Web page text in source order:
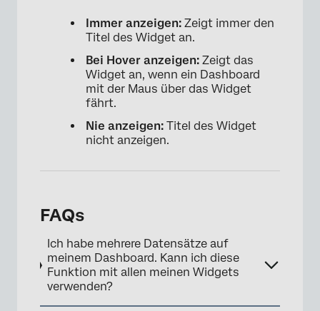
Immer anzeigen: Zeigt immer den
Titel des Widget an.
Bei Hover anzeigen: Zeigt das
Widget an, wenn ein Dashboard
mit der Maus über das Widget
fährt.
Nie anzeigen: Titel des Widget
nicht anzeigen.
FAQs
Ich habe mehrere Datensätze auf
meinem Dashboard. Kann ich diese
Funktion mit allen meinen Widgets
verwenden?